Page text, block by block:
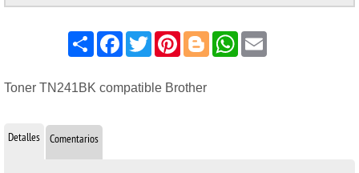
ShareFacebook
TwitterPinterest
BloggerWhatsApp
Toner TN241BK compatible Brother
Detalles Comentarios